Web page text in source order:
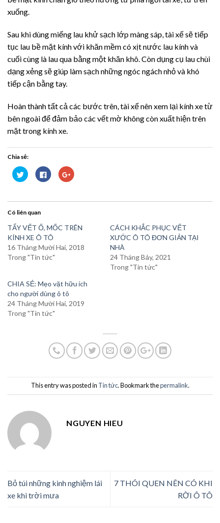
xuống.
Sau khi dùng miếng lau khử sạch lớp màng sáp, tài xế sẽ tiếp
tục lau bề mặt kính với khăn mềm có xịt nước lau kính và
cuối cùng là lau qua bằng một khăn khô. Còn dụng cụ lau chùi
dạng xẻng sẽ giúp làm sạch những ngóc ngách nhỏ và khó
tiếp cận bằng tay.
Hoàn thành tất cả các bước trên, tài xế nên xem lại kính xe từ
bên ngoài để đảm bảo các vết mờ không còn xuất hiện trên
mặt trong kính xe.
Chia sẻ:
Bấm
để
Twitter
in
window)
Nhấn
vào
Facebook
window)
Bấm
để
Google+
window)
Có liên quan
TẨY VẾT Ố, MỐC TRÊN
KÍNH XE Ô TÔ
16 Tháng Mười Hai, 2018
Trong "Tin tức"
CÁCH KHẮC PHỤC VẾT
XƯỚC Ô TÔ ĐƠN GIẢN TẠI
NHÀ
24 Tháng Bảy, 2021
Trong "Tin tức"
CHIA SẺ: Mẹo vặt hữu ích
cho người dùng ô tô
24 Tháng Mười Hai, 2019
Trong "Tin tức"
This entry was posted in Tin tức. Bookmark thepermalink.
NGUYEN HIEU
Bỏ túi những kinh nghiệm lái
xe khi trời mưa
7 THÓI QUEN NÊN CÓ KHI
RỜI Ô TÔ